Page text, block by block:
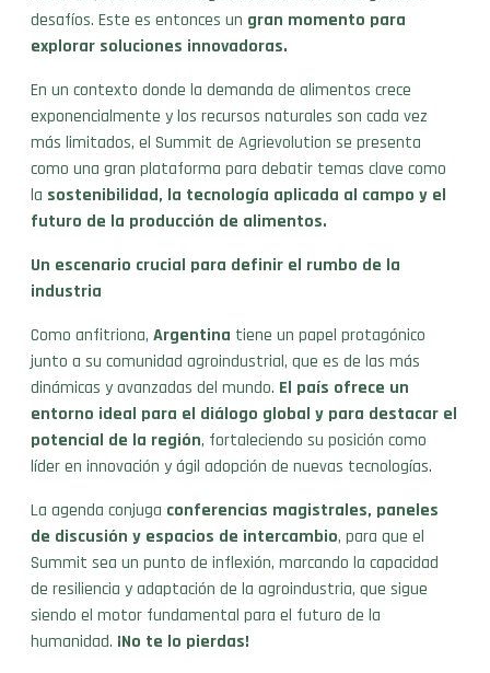
desafíos. Este es entonces un gran momento para
explorar soluciones innovadoras.
En un contexto donde la demanda de alimentos crece
exponencialmente y los recursos naturales son cada vez
más limitados, el Summit de Agrievolution se presenta
como una gran plataforma para debatir temas clave como
la sostenibilidad, la tecnología aplicada al campo y el
futuro de la producción de alimentos.
Un escenario crucial para definir el rumbo de la
industria
Como anfitriona, Argentina tiene un papel protagónico
junto a su comunidad agroindustrial, que es de las más
dinámicas y avanzadas del mundo. El país ofrece un
entorno ideal para el diálogo global y para destacar el
potencial de la región, fortaleciendo su posición como
líder en innovación y ágil adopción de nuevas tecnologías.
La agenda conjuga conferencias magistrales, paneles
de discusión y espacios de intercambio, para que el
Summit sea un punto de inflexión, marcando la capacidad
de resiliencia y adaptación de la agroindustria, que sigue
siendo el motor fundamental para el futuro de la
humanidad. ¡No te lo pierdas!